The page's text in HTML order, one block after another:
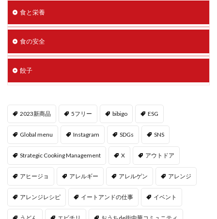
食と栄養
食の安全
餃子
2023新商品 5フリー bibigo ESG
Global menu Instagram SDGs SNS
Strategic Cooking Management X アウトドア
アヒージョ アレルギー アレルゲン アレンジ
アレンジレシピ イートアンドの仕事 イベント